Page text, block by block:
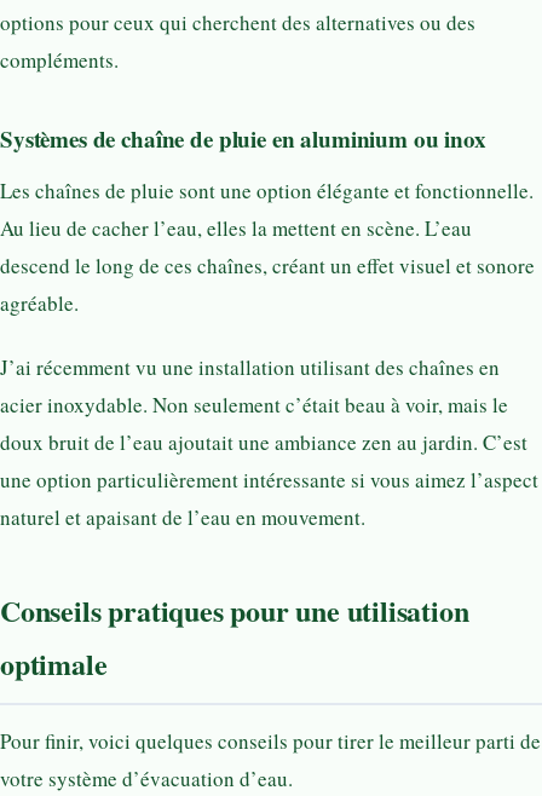
options pour ceux qui cherchent des alternatives ou des
compléments.
Systèmes de chaîne de pluie en aluminium ou inox
Les chaînes de pluie sont une option élégante et fonctionnelle.
Au lieu de cacher l’eau, elles la mettent en scène. L’eau
descend le long de ces chaînes, créant un effet visuel et sonore
agréable.
J’ai récemment vu une installation utilisant des chaînes en
acier inoxydable. Non seulement c’était beau à voir, mais le
doux bruit de l’eau ajoutait une ambiance zen au jardin. C’est
une option particulièrement intéressante si vous aimez l’aspect
naturel et apaisant de l’eau en mouvement.
Conseils pratiques pour une utilisation
optimale
Pour finir, voici quelques conseils pour tirer le meilleur parti de
votre système d’évacuation d’eau.